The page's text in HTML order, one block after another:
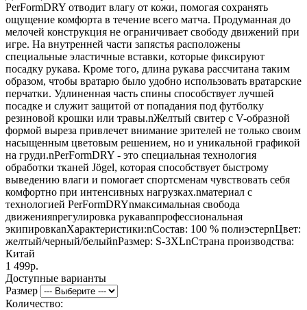
PerFormDRY отводит влагу от кожи, помогая сохранять
ощущение комфорта в течение всего матча. Продуманная до
мелочей конструкция не ограничивает свободу движений при
игре. На внутренней части запястья расположены
специальные эластичные вставки, которые фиксируют
посадку рукава. Кроме того, длина рукава рассчитана таким
образом, чтобы вратарю было удобно использовать вратарские
перчатки. Удлиненная часть спины способствует лучшей
посадке и служит защитой от попадания под футболку
резиновой крошки или травы.nЖелтый свитер с V-образной
формой выреза привлечет внимание зрителей не только своим
насыщенным цветовым решением, но и уникальной графикой
на груди.nPerFormDRY - это специальная технология
обработки тканей Jögel, которая способствует быстрому
выведению влаги и помогает спортсменам чувствовать себя
комфортно при интенсивных нагрузках.nматериал с
технологией PerFormDRYnмаксимальная свобода
движенияnрегулировка рукаваnпрофессиональная
экипировкаnХарактеристики:nСостав: 100 % полиэстерnЦвет:
желтый/черный/белыйnРазмер: S-3XLnСтрана производства:
Китай
1 499р.
Доступные варианты
Размер
Количество: